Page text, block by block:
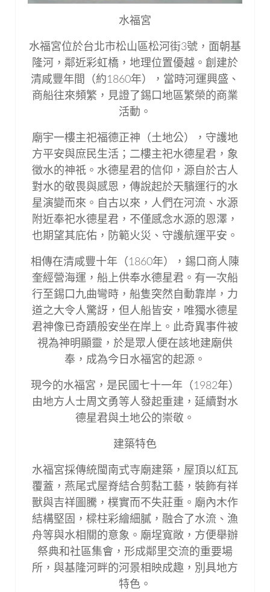
水福宮
水福宮位於台北市松山區松河街3號，面朝基
隆河，鄰近彩虹橋，地理位置優越。創建於
清咸豐年間（約1860年），當時河運興盛、
商船往來頻繁，見證了錫口地區繁榮的商業
活動。
廟宇一樓主祀福德正神（土地公），守護地
方平安與庶民生活；二樓主祀水德星君，象
徵水的神祇。水德星君的信仰，源自於古人
對水的敬畏與感恩，傳說起於天驞運行的水
星演變而來。自古以來，人們在河流、水源
附近奉祀水德星君，不僅感念水源的恩澤，
也期望其庇佑，防範火災、守護航運平安。
相傳在清咸豐十年（1860年），錫口商人陳
奎經營海運，船上供奉水德星君。有一次船
行至錫口九曲彎時，船隻突然自動靠岸，力
道之大令人驚訝，但人船皆安，唯獨水德星
君神像已奇蹟般安坐在岸上。此奇異事件被
視為神明顯靈，於是眾人便在該地建廟供
奉，成為今日水福宮的起源。
現今的水福宮，是民國七十一年（1982年）
由地方人士周文勇等人發起重建，延續對水
德星君與土地公的崇敬。
建築特色
水福宮採傳統閩南式寺廟建築，屋頂以紅瓦
覆蓋，燕尾式屋脊結合剪黏工藝，裝飾有祥
獸與吉祥圖騰，樸實而不失莊重。廟內木作
結構堅固，樑柱彩繪細膩，融合了水流、漁
舟等與水相關的意象。廟埕寬敞，方便舉辦
祭典和社區集會，形成鄰里交流的重要場
所，與基隆河畔的河景相映成趣，別具地方
特色。